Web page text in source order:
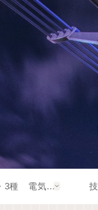
電験1・2・3種 電気系資格